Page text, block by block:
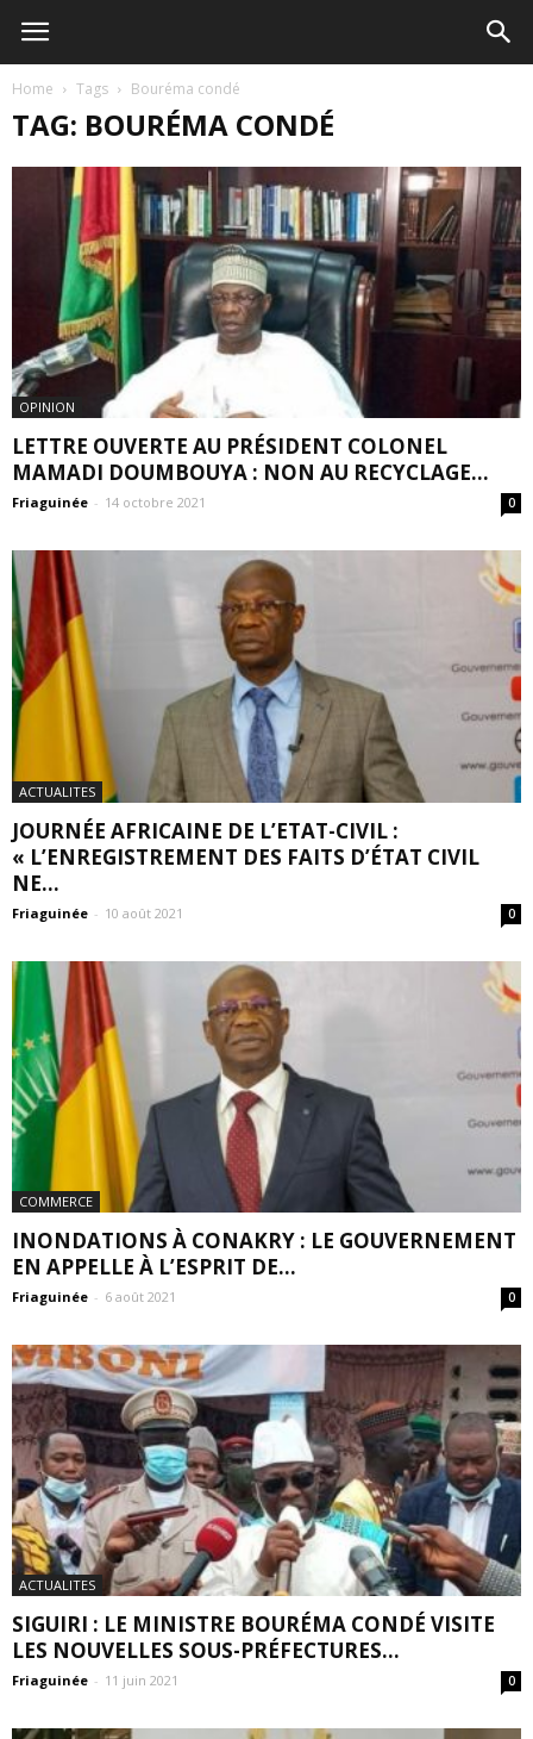
Home Tags Bouréma condé
TAG: BOURÉMA CONDÉ
OPINION
LETTRE OUVERTE AU PRÉSIDENT COLONEL
MAMADI DOUMBOUYA : NON AU RECYCLAGE...
Friaguinée - 14 octobre 2021 0
ACTUALITES
JOURNÉE AFRICAINE DE L’ETAT-CIVIL :
« L’ENREGISTREMENT DES FAITS D’ÉTAT CIVIL
NE...
Friaguinée - 10 août 2021 0
COMMERCE
INONDATIONS À CONAKRY : LE GOUVERNEMENT
EN APPELLE À L’ESPRIT DE...
Friaguinée - 6 août 2021 0
ACTUALITES
SIGUIRI : LE MINISTRE BOURÉMA CONDÉ VISITE
LES NOUVELLES SOUS-PRÉFECTURES...
Friaguinée - 11 juin 2021 0